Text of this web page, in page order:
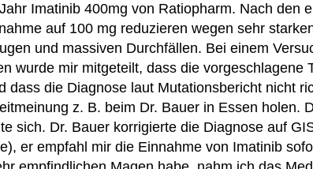
Imatinib 400mg von Ratiopharm. Nach den
auf 100 mg reduzieren wegen sehr
und massiven Durchfällen. Bei einem
wurde mir mitgeteilt, dass die vorgeschlagene
dass die Diagnose laut Mutationsbericht nicht
z. B. beim Dr. Bauer in Essen holen.
sich. Dr. Bauer korrigierte die Diagnose auf
er empfahl mir die Einnahme von Imatinib